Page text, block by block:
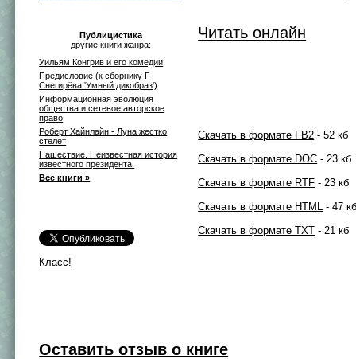
Публицистика
другие книги жанра:
Уильям Конгрив и его комедии
Предиcловие (к сборнику Г
Снегирёва 'Умный дикобраз')
Информационная эволюция
общества и сетевое авторское
право
Роберт Хайнлайн - Луна жестко
стелет
Нашествие. Неизвестная история
известного президента.
Все книги »
Класс!
Читать онлайн
Скачать в формате FB2 - 52 кб
Скачать в формате DOC - 23 кб
Скачать в формате RTF - 23 кб
Скачать в формате HTML - 47
Скачать в формате TXT - 21 кб
Оставить отзыв о книге